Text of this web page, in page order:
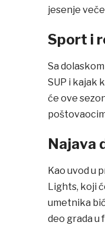
jesenje
Sport i
Sa
SUP i kajak
će ove
Najava
Kao uvod u
Lights, koji
umetnika
deo grada u